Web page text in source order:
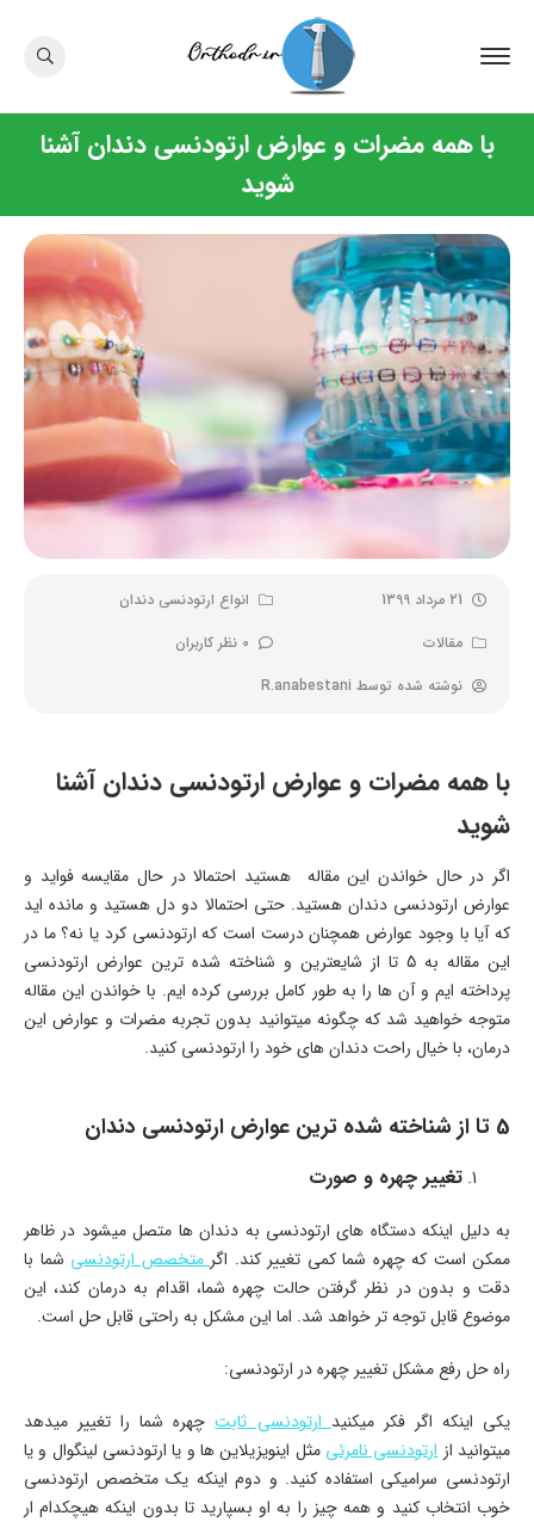
با همه مضرات و عوارض ارتودنسی دندان آشنا
شوید
21 مرداد 1399
انواع ارتودنسی دندان
مقالات
0 نظر کاربران
نوشته شده توسط R.anabestani
با همه مضرات و عوارض ارتودنسی دندان آشنا
شوید
اگر در حال خواندن این مقاله هستید احتمالا در حال مقایسه فواید و
عوارض ارتودنسی دندان هستید. حتی احتمالا دو دل هستید و مانده اید
که آیا با وجود عوارض همچنان درست است که ارتودنسی کرد یا نه؟ ما در
این مقاله به 5 تا از شایعترین و شناخته شده ترین عوارض ارتودنسی
پرداخته ایم و آن ها را به طور کامل بررسی کرده ایم. با خواندن این مقاله
متوجه خواهید شد که چگونه میتوانید بدون تجربه مضرات و عوارض این
درمان، با خیال راحت دندان های خود را ارتودنسی کنید.
5 تا از شناخته شده ترین عوارض ارتودنسی دندان
تغییر چهره و صورت
به دلیل اینکه دستگاه های ارتودنسی به دندان ها متصل میشود در ظاهر
ممکن است که چهره شما کمی تغییر کند. اگرمتخصص ارتودنسی شما با
دقت و بدون در نظر گرفتن حالت چهره شما، اقدام به درمان کند، این
موضوع قابل توجه تر خواهد شد. اما این مشکل به راحتی قابل حل است.
راه حل رفع مشکل تغییر چهره در ارتودنسی:
یکی اینکه اگر فکر میکنیدارتودنسی ثابتچهره شما را تغییر میدهد
میتوانید ازارتودنسی نامرئی مثل اینویزیلاین ها و یا ارتودنسی لینگوال و یا
ارتودنسی سرامیکی استفاده کنید. و دوم اینکه یک متخصص ارتودنسی
خوب انتخاب کنید و همه چیز را به او بسپارید تا بدون اینکه هیچکدام ار